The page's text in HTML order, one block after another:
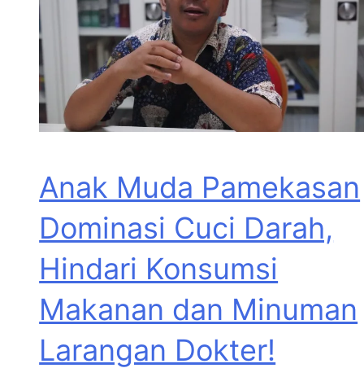
Anak Muda Pamekasan
Dominasi Cuci Darah,
Hindari Konsumsi
Makanan dan Minuman
Larangan Dokter!